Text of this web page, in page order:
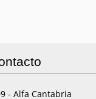
- Alfa Cantabria